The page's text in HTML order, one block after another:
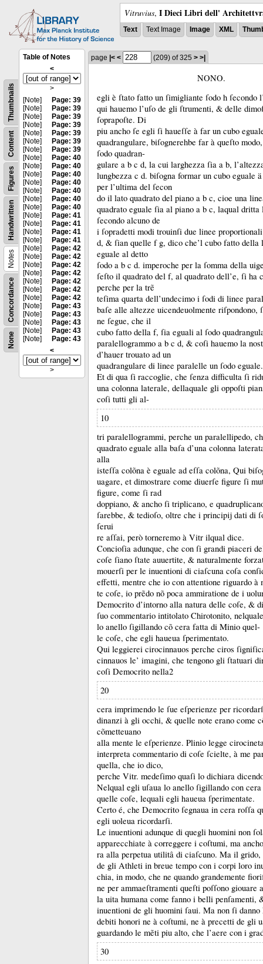
Vitruvius, I Dieci Libri dell'
Text Text Image Image XML
None
Concordance
Notes
Handwritten
Figures
Content
Thumbnails
Table of Notes
<
>
[Note]
Page: 39
[Note]
Page: 39
[Note]
Page: 39
[Note]
Page: 39
[Note]
Page: 39
[Note]
Page: 39
[Note]
Page: 39
[Note]
Page: 40
[Note]
Page: 40
[Note]
Page: 40
[Note]
Page: 40
[Note]
Page: 40
[Note]
Page: 40
[Note]
Page: 40
[Note]
Page: 41
[Note]
Page: 41
[Note]
Page: 41
[Note]
Page: 41
[Note]
Page: 42
[Note]
Page: 42
[Note]
Page: 42
[Note]
Page: 42
[Note]
Page: 42
[Note]
Page: 42
[Note]
Page: 42
[Note]
Page: 43
[Note]
Page: 43
[Note]
Page: 43
[Note]
Page: 43
[Note]
Page: 43
<
>
page |< < (209) of 325 > >|
NONO.
egli è ſtato fatto un ſimigliante ſodo h ſecondo
qui hauemo l’uſo de gli ſtrumenti, & delle
ſoprapoſte. Di
piu ancho ſe egli ſi haueſſe à far un cubo
quadrangulare, biſognerehbe far à queſto
ſodo quadran-
gulare a b c d, la cui larghezza ſia a b,
lungbezza c d. biſogna formar un cubo eguale
per l’ultima del ſecon
do il lato quadrato del piano a b c, cioe una
quadrato eguale ſia al piano a b c, laqual
ſecondo alcuno de
i ſopradetti modi trouinſi due linee
d, & ſian quelle f g, dico che’l cubo fatto della
eguale al detto
ſodo a b c d. imperoche per la ſomma della
ſeſto il quadrato del f, al quadrato dell’e, ſi ha
perche per la trẽ
teſima quarta dell’undecimo i ſodi di linee
baſe alle altezze uicendeuolmente riſpondono,
ne ſegue, che il
cubo fatto della f, ſia eguali al ſodo
paralellogrammo a b c d, & coſi hauemo la
d’hauer trouato ad un
quadrangulare di linee paralelle un ſodo eguale.
Et di qua ſi raccoglie, che ſenza difficulta ſi
una colonna laterale, dellaquale gli oppoſti
coſi tutti gli al-
10
tri paralellogrammi, perche un paralellipedo,
quadrato eguale alla baſa d’una colonna
alla
isteſſa colõna è eguale ad eſſa colõna, Qui
uagare, et dimostrare come diuerſe figure ſi
figure, come ſi rad
doppiano, & ancho ſi triplicano, e
ſarebbe, & tedioſo, oltre che i principĳ dati di
ſerui
re aſſai, però torneremo à Vitr ilqual dice.
Concioſia adunque, che con ſi grandi piaceri
coſe ſiano ſtate auuertite, & naturalmente
mouerſi per le inuentioni di ciaſcuna coſa
effetti, mentre che io con attentione riguardo à
te coſe, io prẽdo nõ poca ammiratione de i
Democrito d’intorno alla natura delle coſe, &
ſuo commentario intitolato Chirotonito,
lo anello ſigillando cõ cera fatta di Minio quel-
le coſe, che egli haueua ſperimentato.
Qui leggierei cirocinnauos perche ciros
cinnauos le’ imagini, che tengono gli ſtatuari
coſi Democrito nella2
20
cera imprimendo le ſue eſperienze per
dinanzi à gli occhi, & quelle note erano come
cõmetteuano
alla mente le eſperienze. Plinio legge
interpreta commentario di coſe ſcielte, à me
quella, che io dico,
perche Vitr. medeſimo quaſi lo dichiara
Nelqual egli uſaua lo anello ſigillando con
quelle coſe, lequali egli haueua ſperimentate.
Certo é, che Democrito ſegnaua in cera roſſa
egli uoleua ricordarſi.
Le inuentioni adunque di quegli huomini non
apparecchiate à correggere i coſtumi, ma ancho
ra alla perpetua utilitâ di ciaſcuno. Ma il
de gli Athleti in breue tempo con i corpi loro
chia, in modo, che ne quando grandemente
ne per ammaeſtramenti queſti poſſono giouare
la uita humana come fanno i belli penſamenti,
inuentioni de gli huomini ſaui. Ma non ſi
debiti honori ne à coſtumi, ne à precetti de gli
guardando le mẽti piu alto, che l’aere con i
30